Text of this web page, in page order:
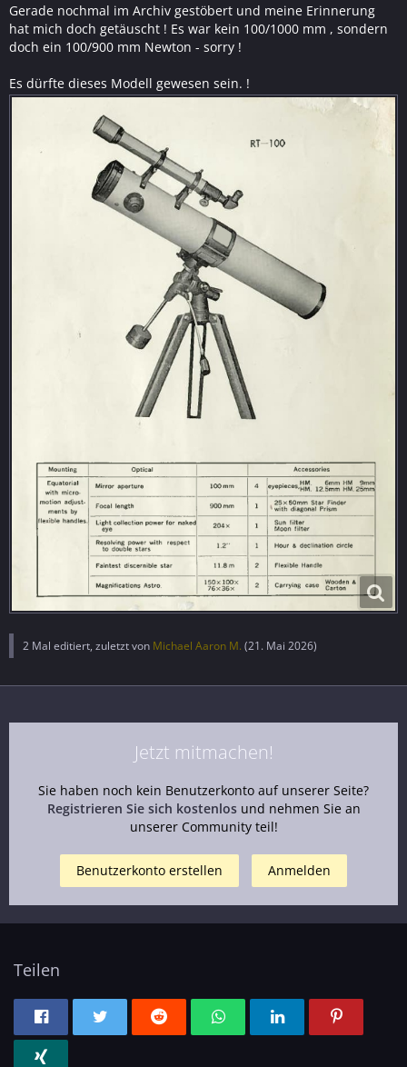
Gerade nochmal im Archiv gestöbert und meine Erinnerung
hat mich doch getäuscht ! Es war kein 100/1000 mm , sondern
doch ein 100/900 mm Newton - sorry !
Es dürfte dieses Modell gewesen sein. !
2 Mal editiert, zuletzt von Michael Aaron M. (21. Mai 2026)
Jetzt mitmachen!
Sie haben noch kein Benutzerkonto auf unserer Seite?
Registrieren Sie sich kostenlosund nehmen Sie an
unserer Community teil!
Benutzerkonto erstellen Anmelden
Teilen